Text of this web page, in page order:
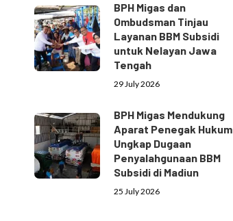
BPH Migas dan
Ombudsman Tinjau
Layanan BBM Subsidi
untuk Nelayan Jawa
Tengah
29 July 2026
BPH Migas Mendukung
Aparat Penegak Hukum
Ungkap Dugaan
Penyalahgunaan BBM
Subsidi di Madiun
25 July 2026